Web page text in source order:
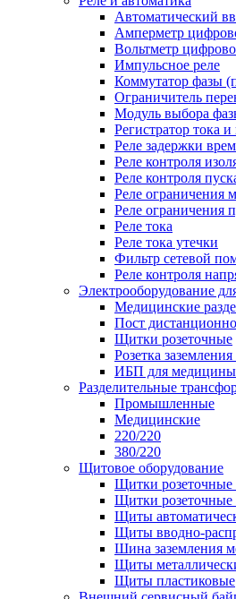
Автоматический
Амперметр
Вольтметр
Импульсное реле
Коммутатор фазы
Ограничитель
Модуль выбора
Регистратор тока
Реле задержки
Реле контроля
Реле контроля
Реле ограничения
Реле ограничения
Реле тока
Реле тока утечки
Фильтр сетевой
Реле контроля
Электрооборудование
Медицинские
Пост
Щитки розеточные
Розетка заземления
ИБП для медицины
Разделительные
Промышленные
Медицинские
220/220
380/220
Щитовое оборудование
Щитки
Щитки
Щиты
Щиты вводно-
Шина заземления
Щиты
Щиты пластиковые